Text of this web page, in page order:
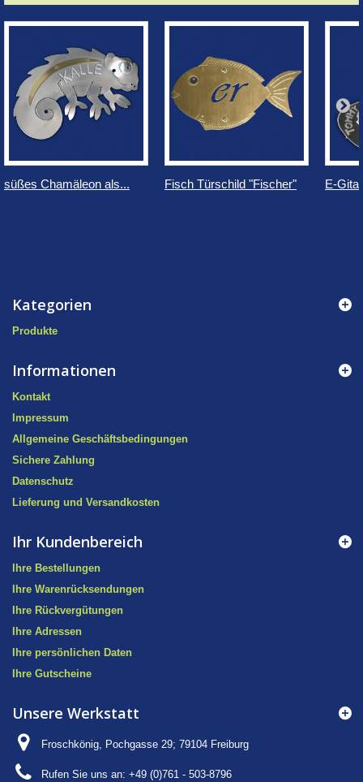
süßes Chamäleon als... Fisch Türschild "Fischer" E-
Kategorien
Produkte
Informationen
Kontakt
Impressum
Allgemeine Geschäftsbedingungen
Sichere Zahlung
Datenschutz
Lieferung und Versandkosten
Ihr Kundenbereich
Ihre Bestellungen
Ihre Warenrücksendungen
Ihre Rückvergütungen
Ihre Adressen
Ihre persönlichen Daten
Ihre Gutscheine
Unsere Werkstatt
Froschkönig, Pochgasse 29; 79104 Freiburg
Rufen Sie uns an: +49 (0)761 - 503-8796